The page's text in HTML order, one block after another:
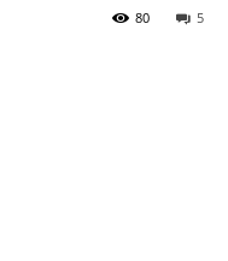
5
80